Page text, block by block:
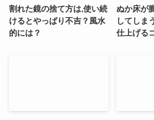
割れた鏡の捨て方は,使い続
けるとやっぱり不吉？風水
的には？
ぬか床が
してしま
仕上げる